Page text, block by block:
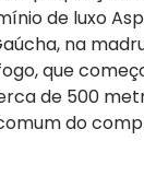
de luxo
na
que
de 500
do